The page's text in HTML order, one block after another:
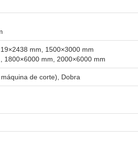
mm, 1500×3000 mm
1800×6000 mm, 2000×6000 mm
de corte), Dobra